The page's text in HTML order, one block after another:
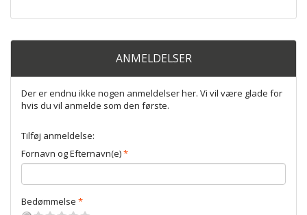
ANMELDELSER
Der er endnu ikke nogen anmeldelser her. Vi vil være glade for
hvis du vil anmelde som den første.
Tilføj anmeldelse:
Fornavn og Efternavn(e)
Bedømmelse